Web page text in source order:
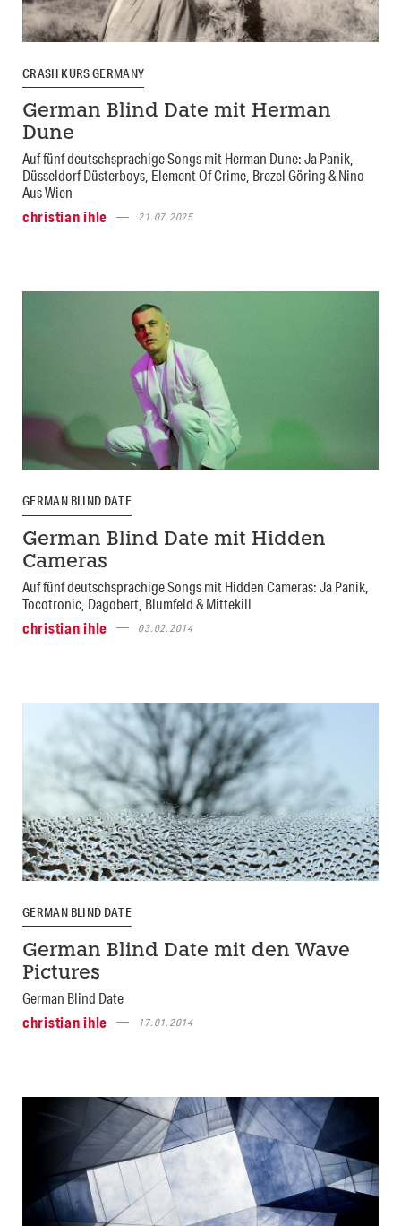
CRASH KURS GERMANY
German Blind Date mit Herman
Dune
Auf fünf deutschsprachige Songs mit Herman Dune: Ja Panik,
Düsseldorf Düsterboys, Element Of Crime, Brezel Göring & Nino
Aus Wien
christian ihle
21.07.2025
GERMAN BLIND DATE
German Blind Date mit Hidden
Cameras
Auf fünf deutschsprachige Songs mit Hidden Cameras: Ja Panik,
Tocotronic, Dagobert, Blumfeld & Mittekill
christian ihle
03.02.2014
GERMAN BLIND DATE
German Blind Date mit den Wave
Pictures
German Blind Date
christian ihle
17.01.2014